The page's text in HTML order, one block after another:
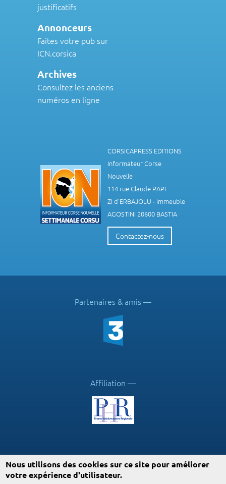
justificatifs
Annonceurs
Faites votre pub sur
ICN.corsica
Archives
Consultez les anciens
numéros en ligne
CORSICAPRESS EDITIONS
Informateur Corse
Nouvelle
114 rue Claude PAPI
ZI d'ERBAJOLU - Immeuble
AGOSTINI 20600 BASTIA
Contactez-nous
Partenaires & amis
Affiliation
Suivez ICN
Nous utilisons des cookies sur ce site pour améliorer
votre expérience d'utilisateur.